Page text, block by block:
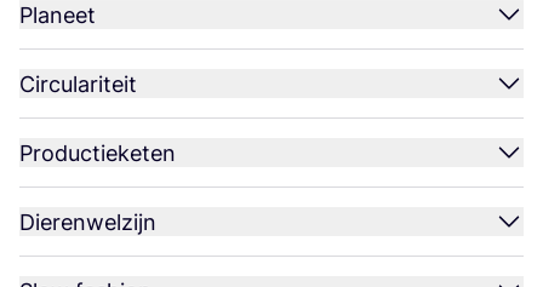
Planeet
Circulariteit
Productieketen
Dierenwelzijn